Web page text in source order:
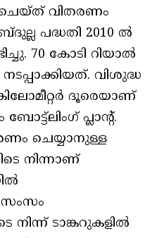
ചെയ്ത് വിതരണം
പദ്ധതി 2010 ല്‍
70 കോടി റിയാല്‍
വിശുദ്ധ
ദൂരെയാണ്
പ്ലാന്റ്.
ചെയ്യാനുള്ള
നിന്നാണ്
സംസം
നിന്ന് ടാങ്കറുകളില്‍